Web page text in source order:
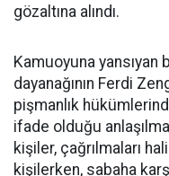
gözaltına alındı.
Kamuoyuna
dayanağının Ferdi
pişmanlık
ifade olduğu
kişiler, çağrılmaları
kişilerken, sabaha